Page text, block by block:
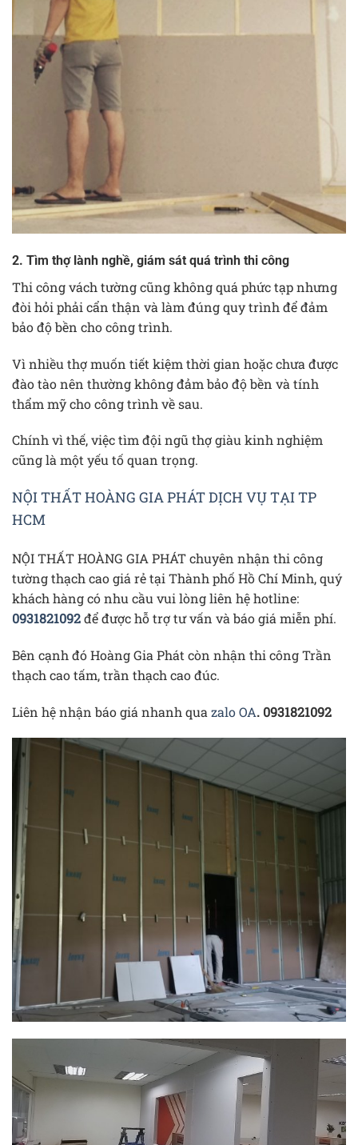
2. Tìm thợ lành nghề, giám sát quá trình thi công
Thi công vách tường cũng không quá phức tạp nhưng
đòi hỏi phải cẩn thận và làm đúng quy trình để đảm
bảo độ bền cho công trình.
Vì nhiều thợ muốn tiết kiệm thời gian hoặc chưa được
đào tào nên thường không đảm bảo độ bền và tính
thẩm mỹ cho công trình về sau.
Chính vì thế, việc tìm đội ngũ thợ giàu kinh nghiệm
cũng là một yếu tố quan trọng.
NỘI THẤT HOÀNG GIA PHÁT DỊCH VỤ TẠI TP
HCM
NỘI THẤT HOÀNG GIA PHÁT chuyên nhận thi công
tường thạch cao giá rẻ tại Thành phố Hồ Chí Minh, quý
khách hàng có nhu cầu vui lòng liên hệ hotline:
0931821092để được hỗ trợ tư vấn và báo giá miễn phí.
Bên cạnh đó Hoàng Gia Phát còn nhận thi công Trần
thạch cao tấm, trần thạch cao đúc.
Liên hệ nhận báo giá nhanh qua zalo OA. 0931821092